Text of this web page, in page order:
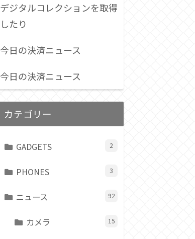
デジタルコレクションを取得
したり
今日の決済ニュース
今日の決済ニュース
カテゴリー
GADGETS 2
PHONES 3
ニュース 92
カメラ 15